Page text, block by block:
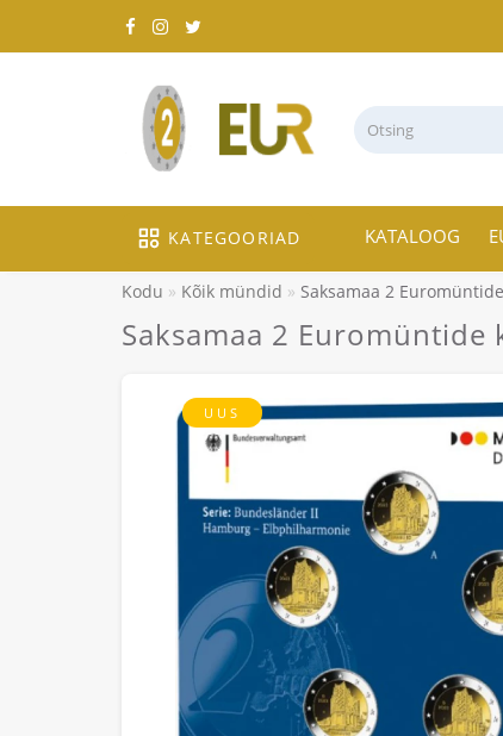
KATEGOORIAD KATALOOG
Kodu Kõik mündid Saksamaa 2
Saksamaa 2 Euromüntide
UUS